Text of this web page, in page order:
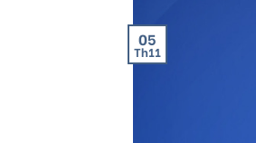
05
Th11